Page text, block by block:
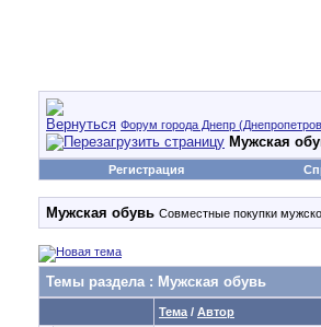
Форум города Днепр
Мужская
Регистрация
Мужская обувь Совместные покупки
Темы раздела: Мужская обувь
Тема / Автор